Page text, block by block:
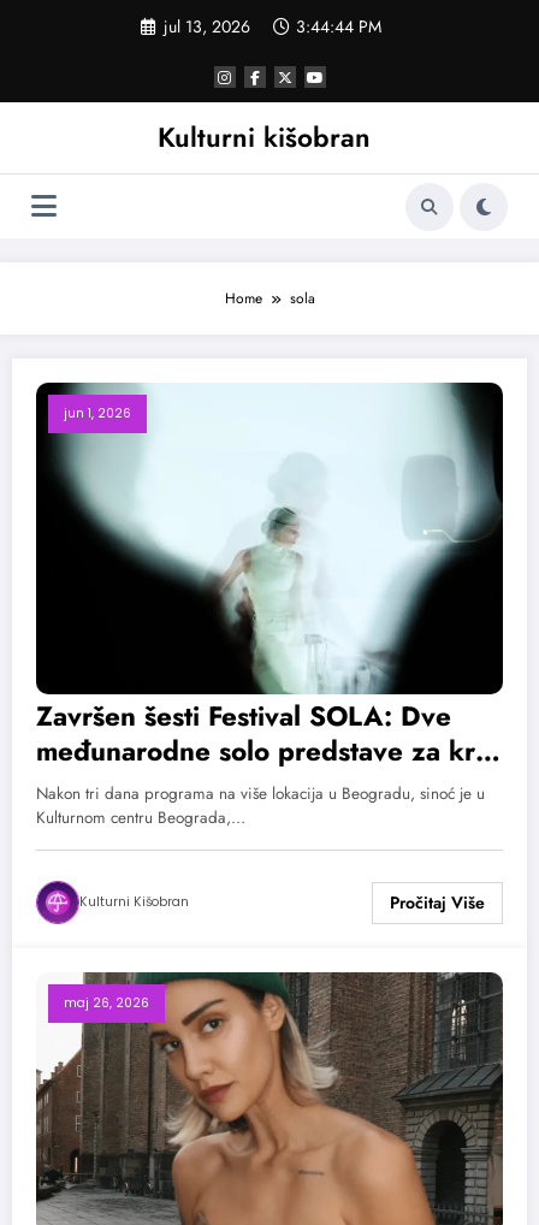
jul 13, 2026 3:44:44 PM
Kulturni kišobran
Home sola
jun 1, 2026
Završen šesti Festival SOLA: Dve
međunarodne solo predstave za kraj
festivala
Nakon tri dana programa na više lokacija u Beogradu, sinoć je u
Kulturnom centru Beograda,…
Kulturni Kišobran
maj 26, 2026